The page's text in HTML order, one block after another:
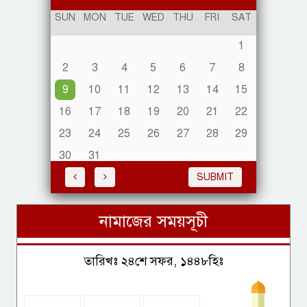
৫০ মণ মাছের পোনা অবমুক্ত
হলো আন্তর্জাতিক আদিবাসী দিবস
রাজশাহীতে পৃথক অভিযানে মাদক
কারবারি গ্রেফতার ৪, বিশেষ
অভিযানে আটক ২৪
2024
SUN MON TUE WED THU FRI SAT
1
2
3 4 5 6 7
8
9
10 11 12 13 14
15
16
17 18 19 20 21
22
23
24 25 26 27 28
29
30
31
SUBMIT
নামাজের সময়সূচী
তারিখঃ ২৪শে সফর, ১৪৪৮হিঃ